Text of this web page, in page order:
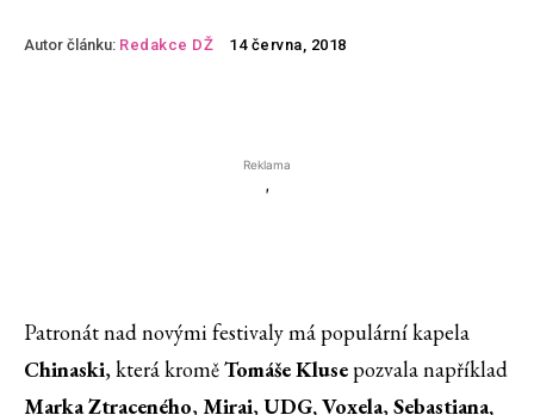
Autor článku: Redakce DŽ 14 června, 2018
Reklama
'
Patronát nad novými festivaly má populární kapela
Chinaski, která kroměTomáše Klusepozvala například
Marka Ztraceného, Mirai,UDG, Voxela,Sebastiana,